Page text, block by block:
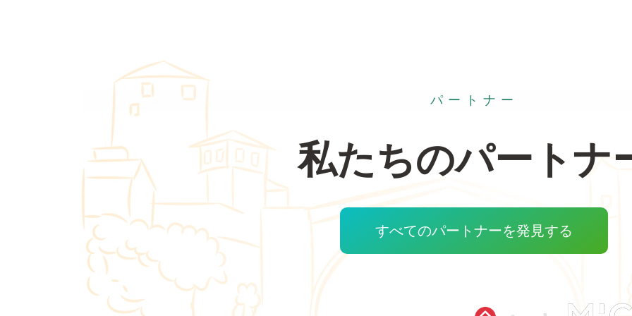
パートナー
私たちのパートナ
すべてのパートナーを発見する